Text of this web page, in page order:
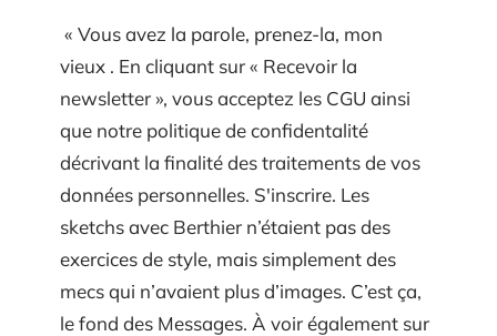
« Vous avez la parole, prenez-la, mon
vieux . En cliquant sur « Recevoir la
newsletter », vous acceptez les CGU ainsi
que notre politique de confidentalité
décrivant la finalité des traitements de vos
données personnelles. S'inscrire. Les
sketchs avec Berthier n’étaient pas des
exercices de style, mais simplement des
mecs qui n’avaient plus d’images. C’est ça,
le fond des Messages. À voir également sur